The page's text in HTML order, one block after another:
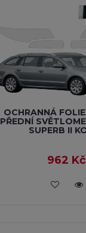
OCHRANNÁ
PŘEDNÍ
SUPERB II
962 Kč
VLOŽIT DO